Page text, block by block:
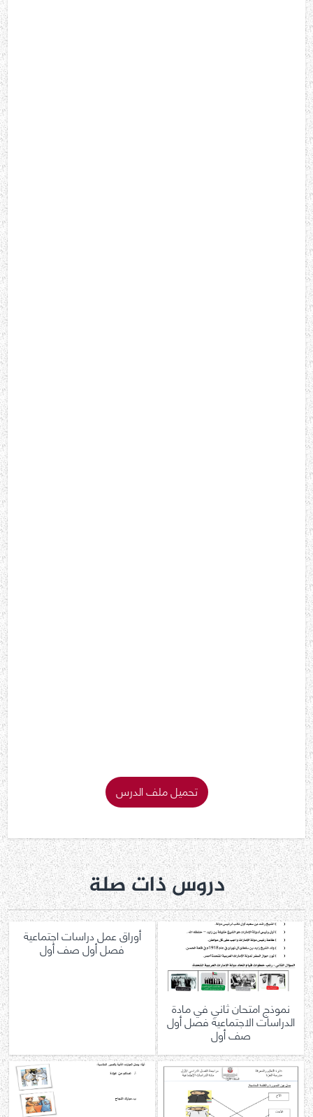
تحميل ملف الدرس
دروس ذات صلة
نموذج امتحان ثاني في مادة
الدراسات الاجتماعية فصل أول
صف أول
أوراق عمل دراسات اجتماعية
فصل أول صف أول